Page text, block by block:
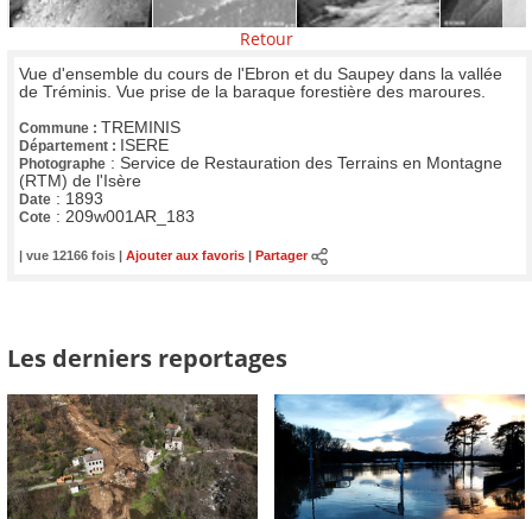
Retour
Vue d'ensemble du cours de l'Ebron et du Saupey dans la vallée
de Tréminis. Vue prise de la baraque forestière des maroures.
Commune : TREMINIS
Département : ISERE
Photographe : Service de Restauration des Terrains en Montagne
(RTM) de l'Isère
Date : 1893
Cote : 209w001AR_183
| vue 12166 fois | Ajouter aux favoris Partager
Les derniers reportages